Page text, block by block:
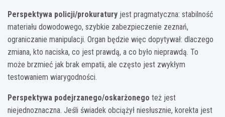
Perspektywa policji/prokuratury jest pragmatyczna: stabilność
materiału dowodowego, szybkie zabezpieczenie zeznań,
ograniczanie manipulacji. Organ będzie więc dopytywał: dlaczego
zmiana, kto naciska, co jest prawdą, a co było nieprawdą. To
może brzmieć jak brak empatii, ale często jest zwykłym
testowaniem wiarygodności.
Perspektywa podejrzanego/oskarżonego też jest
niejednoznaczna. Jeśli świadek obciążył niesłusznie, korekta jest